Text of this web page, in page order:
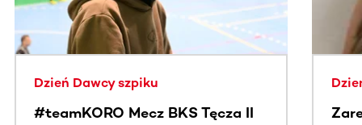
Dzień Dawcy szpiku
#teamKORO Mecz BKS Tęcza II